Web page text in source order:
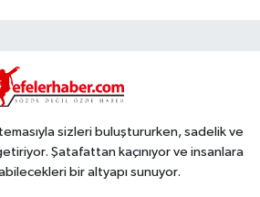
sizleri buluştururken, sadelik ve
Şatafattan kaçınıyor ve insanlara
bir altyapı sunuyor.